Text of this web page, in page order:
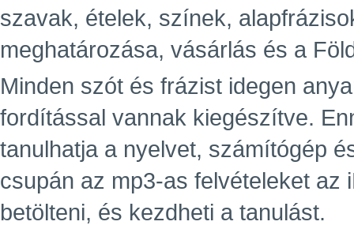
szavak, ételek, színek,
meghatározása, vásárlás és a
Minden szót és frázist idegen
fordítással vannak kiegészítve.
tanulhatja a nyelvet, számítógép
csupán az mp3-as felvételeket az
betölteni, és kezdheti a tanulást.